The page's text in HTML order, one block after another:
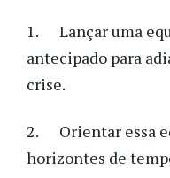
1. Lançar uma
antecipado para
crise.
2. Orientar essa
horizontes de